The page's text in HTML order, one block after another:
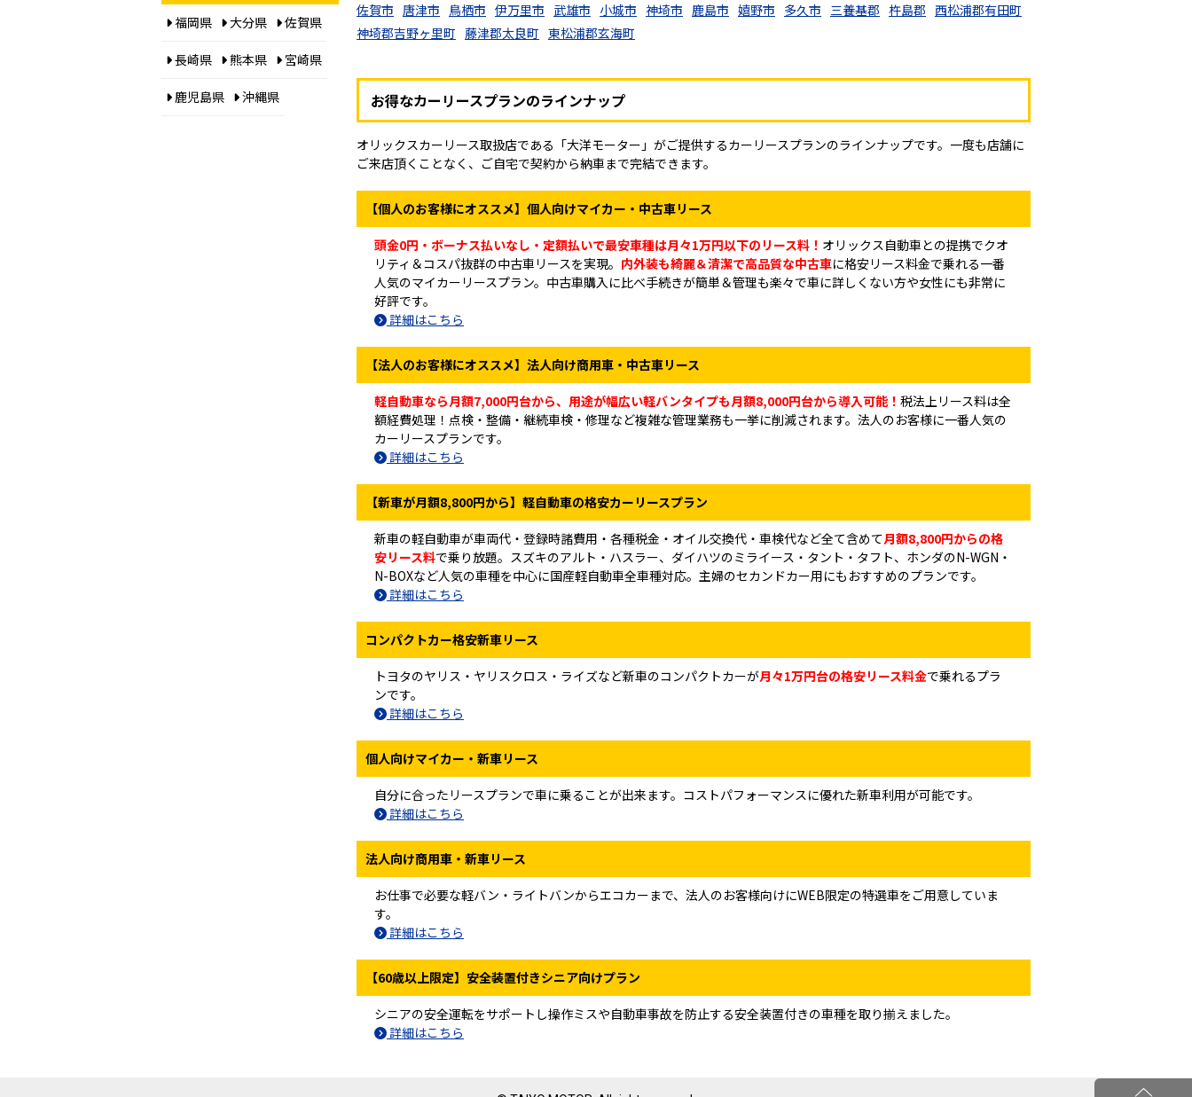
佐賀市 唐津市 鳥栖市 伊万里市 武雄市 小城市 神埼市 鹿島市 嬉野市 多久市 三養基郡 杵島郡 西松浦郡有田町
神埼郡吉野ヶ里町 藤津郡太良町 東松浦郡玄海町
お得なカーリースプランのラインナップ
オリックスカーリース取扱店である「大洋モーター」がご提供するカーリースプランのラインナップです。一度も店舗に
ご来店頂くことなく、ご自宅で契約から納車まで完結できます。
【個人のお客様にオススメ】個人向けマイカー・中古車リース
頭金0円・ボーナス払いなし・定額払いで最安車種は月々1万円以下のリース料！ オリックス自動車との提携でクオ
リティ＆コスパ抜群の中古車リースを実現。 内外装も綺麗＆清潔で高品質な中古車に格安リース料金で乗れる一番
人気のマイカーリースプラン。中古車購入に比べ手続きが簡単＆管理も楽々で車に詳しくない方や女性にも非常に
好評です。
詳細はこちら
【法人のお客様にオススメ】法人向け商用車・中古車リース
軽自動車なら月額7,000円台から、用途が幅広い軽バンタイプも月額8,000円台から導入可能！ 税法上リース料は全
額経費処理！点検・整備・継続車検・修理など複雑な管理業務も一挙に削減されます。法人のお客様に一番人気の
カーリースプランです。
詳細はこちら
【新車が月額8,800円から】軽自動車の格安カーリースプラン
新車の軽自動車が車両代・登録時諸費用・各種税金・オイル交換代・車検代など全て含めて月額8,800円からの格
安リース料で乗り放題。スズキのアルト・ハスラー、ダイハツのミライース・タント・タフト、ホンダのN-WGN・
N-BOXなど人気の車種を中心に国産軽自動車全車種対応。主婦のセカンドカー用にもおすすめのプランです。
詳細はこちら
コンパクトカー格安新車リース
トヨタのヤリス・ヤリスクロス・ライズなど新車のコンパクトカーが月々1万円台の格安リース料金で乗れるプラ
ンです。
詳細はこちら
個人向けマイカー・新車リース
自分に合ったリースプランで車に乗ることが出来ます。コストパフォーマンスに優れた新車利用が可能です。
詳細はこちら
法人向け商用車・新車リース
お仕事で必要な軽バン・ライトバンからエコカーまで、法人のお客様向けにWEB限定の特選車をご用意していま
す。
詳細はこちら
【60歳以上限定】安全装置付きシニア向けプラン
シニアの安全運転をサポートし操作ミスや自動車事故を防止する安全装置付きの車種を取り揃えました。
詳細はこちら
福岡県
大分県 佐賀県
長崎県 熊本県 宮崎県
鹿児島県 沖縄県